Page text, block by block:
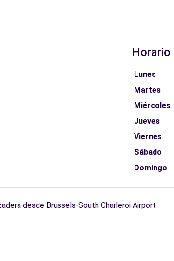
Horario
Lunes
Martes
Miércoles
Jueves
Viernes
Sábado
Domingo
desde Brussels-South Charleroi Airport